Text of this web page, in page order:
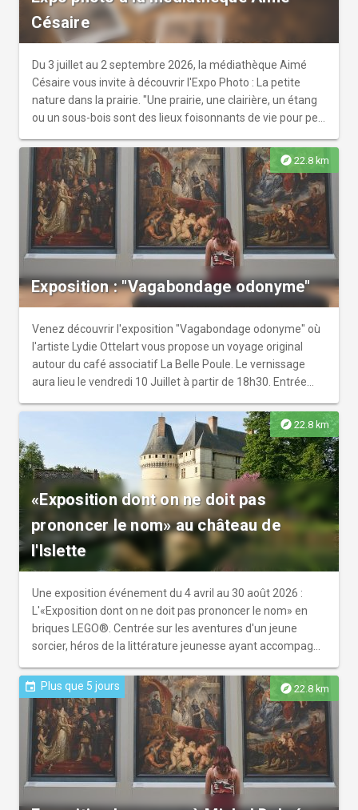
Bonneau artisan fleuriste 7. Paul 8. Cave SD
Césaire
Du 3 juillet au 2 septembre 2026, la médiathèque Aimé
Césaire vous invite à découvrir l'Expo Photo : La petite
nature dans la prairie. "Une prairie, une clairière, un étang
ou un sous-bois sont des lieux foisonnants de vie pour peu
exposition proposée par Eric Savignard.
explore 22.8 km
Exposition : "Vagabondage odonyme"
Venez découvrir l'exposition "Vagabondage odonyme" où
l'artiste Lydie Ottelart vous propose un voyage original
autour du café associatif La Belle Poule. Le vernissage
aura lieu le vendredi 10 Juillet à partir de 18h30. Entrée
explore 22.8 km
«Exposition dont on ne doit pas
prononcer le nom» au château de
l'Islette
Une exposition événement du 4 avril au 30 août 2026 :
L'«Exposition dont on ne doit pas prononcer le nom» en
briques LEGO®. Centrée sur les aventures d'un jeune
sorcier, héros de la littérature jeunesse ayant accompagné
exposition s'attache à recréer la richesse d'un univers à
l'aide d'un million de briques. Ouverture exceptionnelle du
2ème étage du château, 200 m2, 20 créations originales.
Le château de l'Islette et son propriétaire ne sont affiliés à
aucune marque ou licence de The LEGO Group ou Warner
Bros.
explore 22.8 km
event Plus que 5 jours